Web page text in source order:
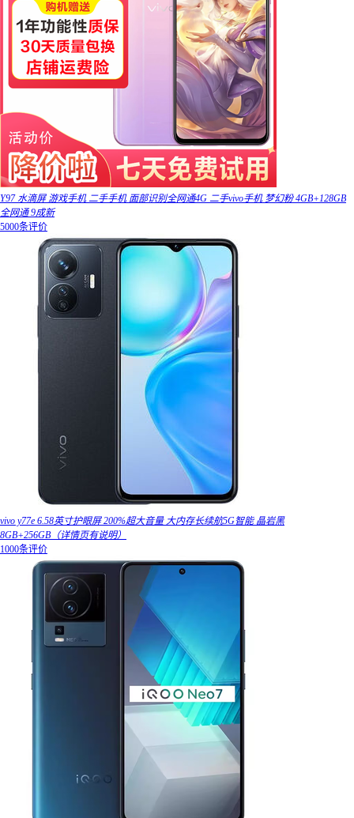
Y97 水滴屏 游戏手机 二手手机 面部识别全网通4G 二手vivo手机 梦幻粉 4GB+128GB
全网通 9成新
5000条评价
vivo y77e 6.58英寸护眼屏 200%超大音量 大内存长续航5G智能 晶岩黑
8GB+256GB（详情页有说明）
1000条评价